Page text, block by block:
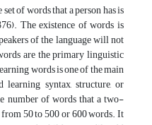
of words that a person has is
The existence of words is
of the language will not
are the primary linguistic
words is one of the main
syntax, structure, or
number of words that a two-
50 to 500 or 600 words. It